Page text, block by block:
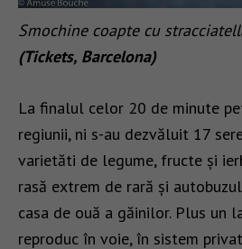
Smochine coapte cu
(Tickets, Barcelona)
La finalul celor 20 de minute
regiunii, ni s-au dezvăluit 17
varietăti de legume, fructe și
rasă extrem de rară și
casa de ouă a găinilor. Plus un
reproduc în voie, în sistem